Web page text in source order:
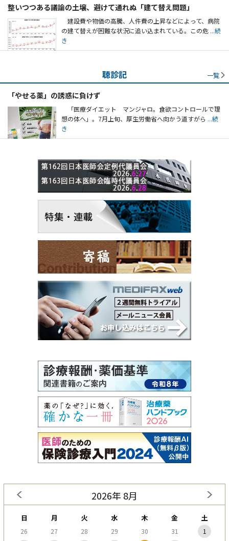
整いつつある議論の土壌、避けて通れぬ「建て替え問題」
建設費や物価の高騰、人件費の上昇などによって、病院
の建て替えが困難な状況に追い込まれている。この危 ...続
き
聴診記 一覧
「やせる薬」の誘惑に負けず
「医療ダイエット マンジャロ。食欲コントロールで理
想の体へ」。7月上旬、厚生労働省へ向かう道すがら ...続
き
2026年 8月
日 月 火 水 木 金 土
26 27 28 29 30 31
1